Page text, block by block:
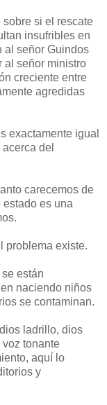
si el rescate
insufribles en
al señor Guindos
al señor ministro
creciente entre
agredidas
exactamente igual
del
carecemos de
es una
problema existe.
están
naciendo niños
se contaminan.
ladrillo, dios
tonante
aquí lo
y